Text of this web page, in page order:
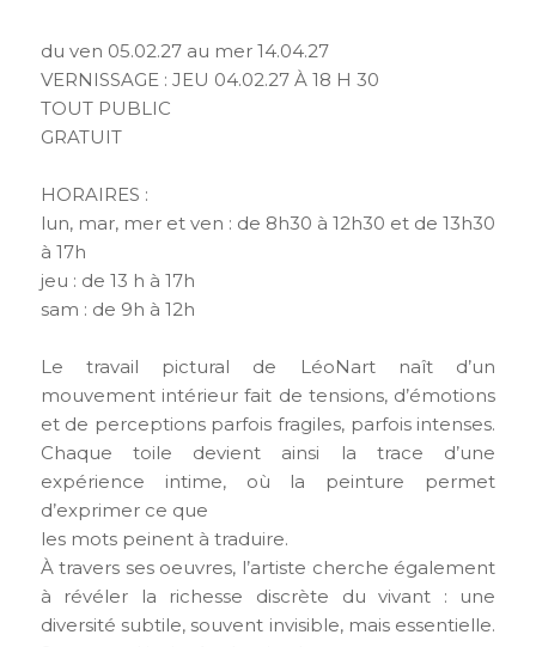
du ven 05.02.27 au mer 14.04.27
VERNISSAGE : JEU 04.02.27 À 18 H 30
TOUT PUBLIC
GRATUIT
HORAIRES :
lun, mar, mer et ven : de 8h30 à 12h30 et de 13h30
à 17h
jeu : de 13 h à 17h
sam : de 9h à 12h
Le travail pictural de LéoNart naît d’un
mouvement intérieur fait de tensions, d’émotions
et de perceptions parfois fragiles, parfois intenses.
Chaque toile devient ainsi la trace d’une
expérience intime, où la peinture permet
d’exprimer ce que
les mots peinent à traduire.
À travers ses oeuvres, l’artiste cherche également
à révéler la richesse discrète du vivant : une
diversité subtile, souvent invisible, mais essentielle.